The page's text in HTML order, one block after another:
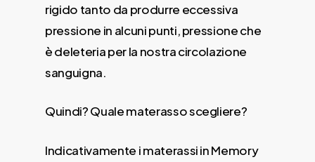
rigido tanto da produrre eccessiva
pressione in alcuni punti, pressione che
è deleteria per la nostra circolazione
sanguigna.
Quindi? Quale materasso scegliere?
Indicativamente i materassi in Memory